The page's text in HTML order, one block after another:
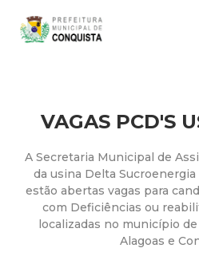
P
f
e
i
VAGAS PCD'S
A Secretaria Municipal de
da usina Delta
estão abertas vagas para
com Deficiências ou
localizadas no município
Alagoas e